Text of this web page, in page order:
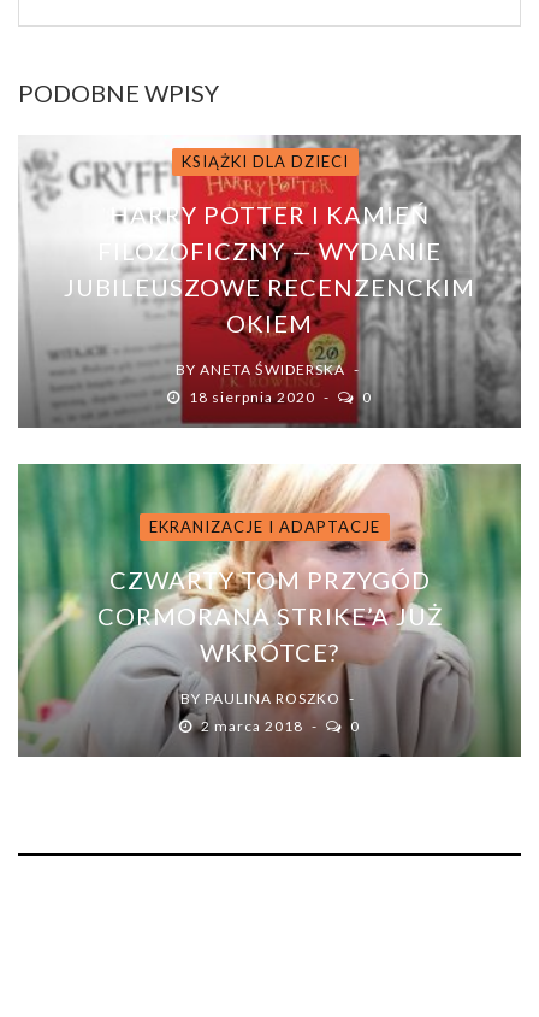
PODOBNE WPISY
KSIĄŻKI DLA DZIECI
HARRY POTTER I KAMIEŃ
FILOZOFICZNY — WYDANIE
JUBILEUSZOWE RECENZENCKIM
OKIEM
BY ANETA ŚWIDERSKA
18 sierpnia 2020
0
EKRANIZACJE I ADAPTACJE
CZWARTY TOM PRZYGÓD
CORMORANA STRIKE’A JUŻ
WKRÓTCE?
BY PAULINA ROSZKO
2 marca 2018
0